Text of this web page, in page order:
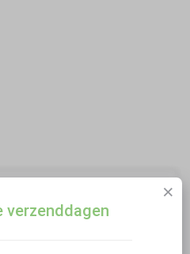
verzenddagen